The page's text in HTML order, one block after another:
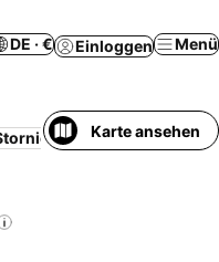
DE · € Einloggen Menü
Serviced
Karte ansehen